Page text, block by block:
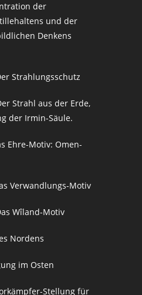
der
und der
Denkens
Strahlungsschutz
Strahl aus der Erde,
der Irmin-Säule.
Ehre-Motiv: Omen-
Verwandlungs-Motiv
Wîland-Motiv
Nordens
im Osten
Stellung für